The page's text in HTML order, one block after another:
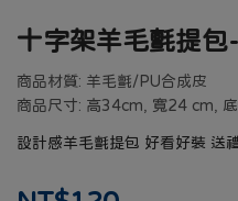
十字架羊毛氈提
商品材質: 羊毛氈/PU合成皮
商品尺寸: 高34cm, 寬24 cm,
設計感羊毛氈提包 好看好裝 送